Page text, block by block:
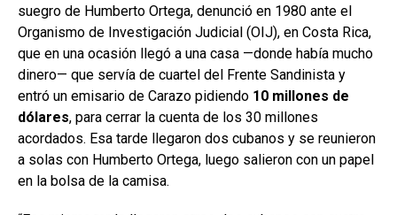
suegro de Humberto Ortega, denunció en 1980 ante el
Organismo de Investigación Judicial (OIJ), en Costa Rica,
que en una ocasión llegó a una casa —donde había mucho
dinero— que servía de cuartel del Frente Sandinista y
entró un emisario de Carazo pidiendo 10 millones de
dólares, para cerrar la cuenta de los 30 millones
acordados. Esa tarde llegaron dos cubanos y se reunieron
a solas con Humberto Ortega, luego salieron con un papel
en la bolsa de la camisa.